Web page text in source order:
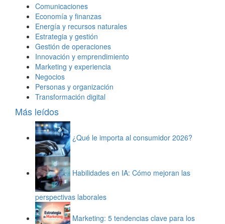
Comunicaciones
Economía y finanzas
Energía y recursos naturales
Estrategia y gestión
Gestión de operaciones
Innovación y emprendimiento
Marketing y experiencia
Negocios
Personas y organización
Transformación digital
Más leídos
¿Qué le importa al consumidor 2026?
Habilidades en IA: Cómo mejoran las
perspectivas laborales
Marketing: 5 tendencias clave para los